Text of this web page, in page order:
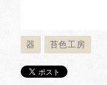
器 苔色工房